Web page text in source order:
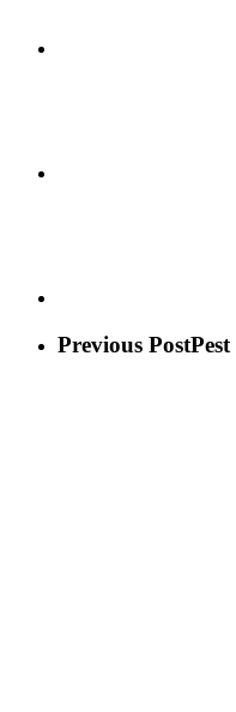
Previous PostPest